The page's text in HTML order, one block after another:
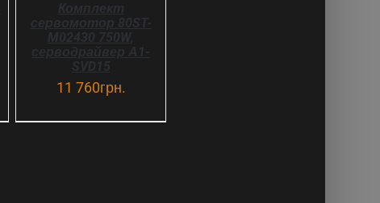
Комплект
сервомотор 80ST-
M02430 750W,
серводрайвер А1-
SVD15
11 760грн.